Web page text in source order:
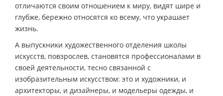
отличаются своим отношением к миру, видят шире и
глубже, бережно относятся ко всему, что украшает
жизнь.
А выпускники художественного отделения школы
искусств, повзрослев, становятся профессионалами в
своей деятельности, тесно связанной с
изобразительным искусством: это и художники, и
архитекторы, и дизайнеры, и модельеры одежды, и